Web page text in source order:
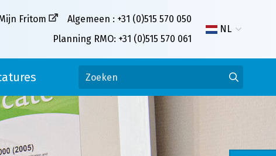
Fritom
Algemeen : +31 (0)515 570 050
Planning RMO: +31 (0)515 570 061
NL